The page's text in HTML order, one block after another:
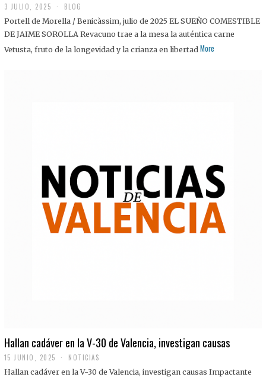
3 JULIO, 2025
J
U
I
BLOG
Portell de Morella / Benicàssim, julio de 2025 EL SUEÑO COMESTIBLE
DE JAIME SOROLLA Revacuno trae a la mesa la auténtica carne
Vetusta, fruto de la longevidad y la crianza en libertad More
Hallan cadáver en la V-30 de Valencia, investigan causas
15 JUNIO, 2025 NOTICIAS
Hallan cadáver en la V-30 de Valencia, investigan causas Impactante